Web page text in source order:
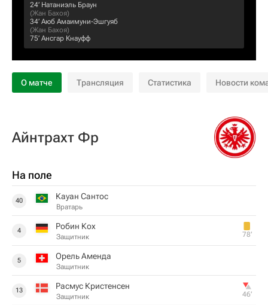
24‎’‎ Натаниэль Браун
(Жан Бахоя)
34‎’‎ Аюб Амаимуни-Эшгуяб
(Жан Бахоя)
75‎’‎ Ансгар Кнауфф
О матче Трансляция Статистика Новости
Айнтрахт Фр
На поле
40 Кауан Сантос
Вратарь
4 Робин Кох
Защитник 78‎’‎
5 Орель Аменда
Защитник
13 Расмус Кристенсен
Защитник 46‎’‎